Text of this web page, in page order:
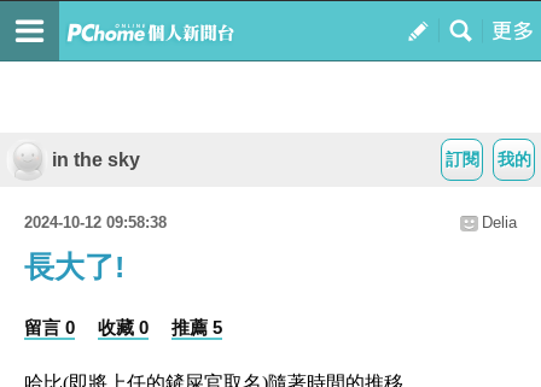
我的
訂閱
in the sky
2024-10-12 09:58:38 Delia
長大了!
留言 0 收藏 0 推薦 5
哈比(即將上任的鏟屎官取名)隨著時間的推移